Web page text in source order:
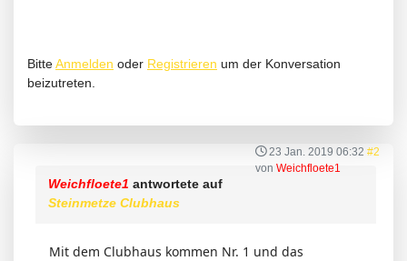
BitteAnmelden oder Registrieren um der Konversation
beizutreten.
23 Jan. 2019 06:32 #2
von Weichfloete1
Weichfloete1 antwortete auf
Steinmetze Clubhaus
Mit dem Clubhaus kommen Nr. 1 und das